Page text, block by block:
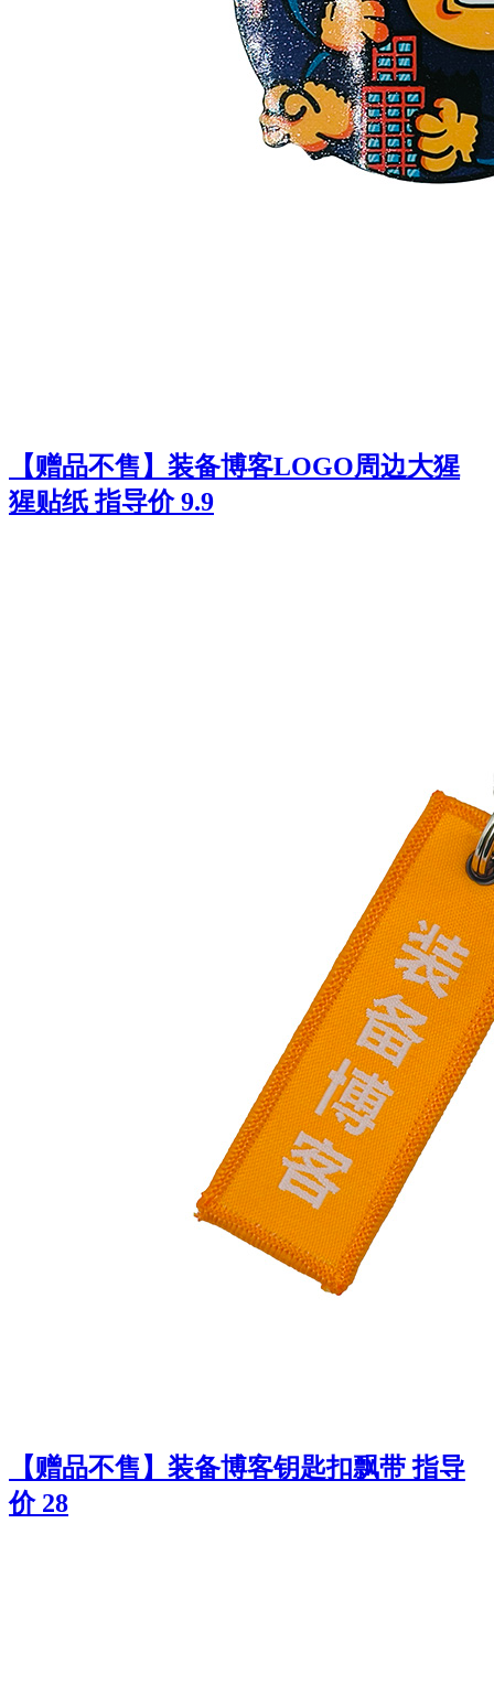
【赠品不售】装备博客LOGO周边大猩
猩贴纸 指导价 9.9
【赠品不售】装备博客钥匙扣飘带 指导
价 28